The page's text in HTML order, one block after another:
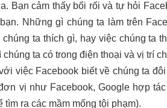
Bạn cảm thấy bối rối và tự hỏi
Những gì chúng ta làm trên
ta thích gì, hay việc chúng ta
chúng ta có trong điện thoại và vị trí
việc Facebook biết về chúng ta
vị như Facebook, Google hợp
tìm ra các mầm mống tội phạm).